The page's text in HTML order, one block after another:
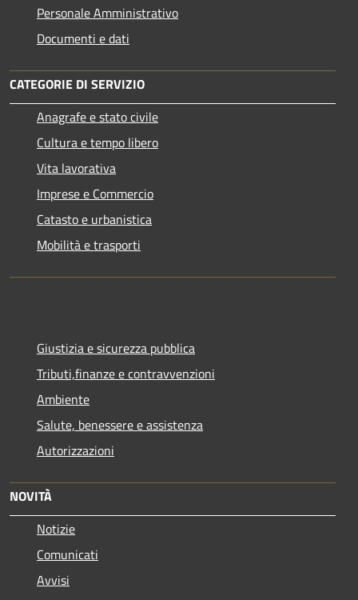
Personale Amministrativo
Documenti e dati
CATEGORIE DI SERVIZIO
Anagrafe e stato civile
Cultura e tempo libero
Vita lavorativa
Imprese e Commercio
Catasto e urbanistica
Mobilità e trasporti
Giustizia e sicurezza pubblica
Tributi,finanze e contravvenzioni
Ambiente
Salute, benessere e assistenza
Autorizzazioni
NOVITÀ
Notizie
Comunicati
Avvisi